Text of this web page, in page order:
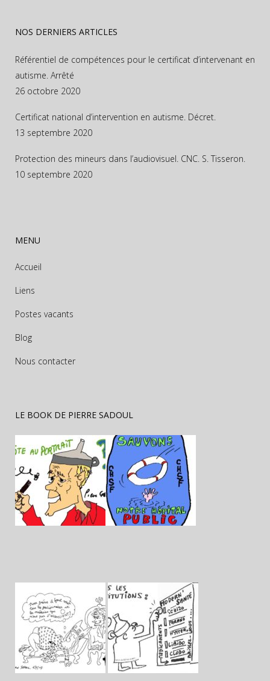
NOS DERNIERS ARTICLES
Référentiel de compétences pour le certificat d’intervenant en
autisme. Arrêté
26 octobre 2020
Certificat national d’intervention en autisme. Décret.
13 septembre 2020
Protection des mineurs dans l’audiovisuel. CNC. S. Tisseron.
10 septembre 2020
MENU
Accueil
Liens
Postes vacants
Blog
Nous contacter
LE BOOK DE PIERRE SADOUL